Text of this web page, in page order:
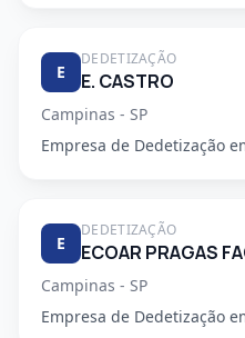
E
DEDETIZAÇÃO
E. CASTRO
Campinas - SP
Empresa de Dedetização
E
DEDETIZAÇÃO
ECOAR PRAGAS
Campinas - SP
Empresa de Dedetização